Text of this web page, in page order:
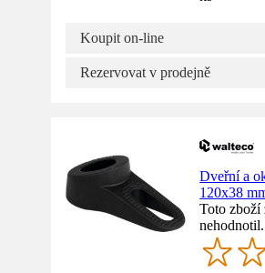
Koupit on-line
Rezervovat v prodejně
Dveřní a
120x38
Toto zboží
nehodnotil.